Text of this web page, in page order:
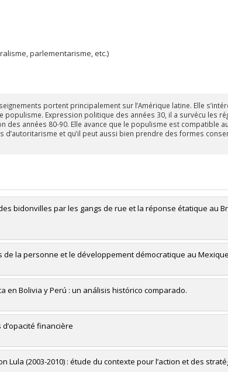
parlementarisme, etc.)
portent principalement sur l’Amérique latine. Elle
Expression politique des années 30, il a survécu les
années 80-90. Elle avance que le populisme est compatible
et qu’il peut aussi bien prendre des formes
bidonvilles par les gangs de rue et la réponse étatique au
la personne et le développement démocratique au Mexique
en Bolivia y Perú : un análisis histórico comparado.
financière
Lula (2003-2010) : étude du contexte pour l’action et des